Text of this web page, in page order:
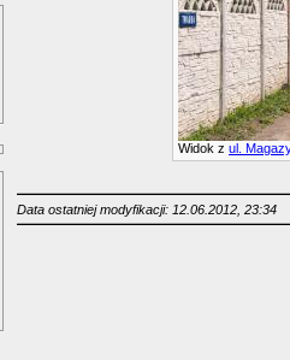
Widok zul.
Data ostatniej modyfikacji: 12.06.2012, 23:34